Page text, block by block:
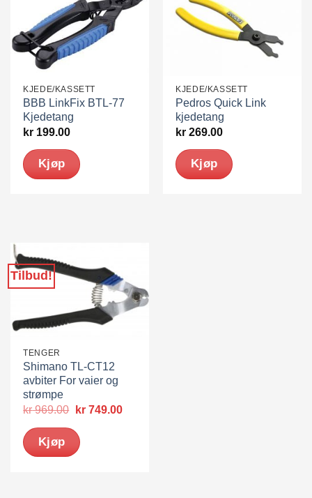
KJEDE/KASSETT
BBB LinkFix BTL-77
Kjedetang
kr 199.00
Kjøp
KJEDE/KASSETT
Pedros Quick Link
kjedetang
kr 269.00
Kjøp
Tilbud!
TENGER
Shimano TL-CT12
avbiter For vaier og
strømpe
kr969.00 Opprinnelig
var:
kr 969.00.
kr 749.00Nåværende
Kjøp